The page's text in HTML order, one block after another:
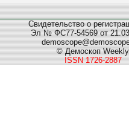
Свидетельство о
Эл № ФС77-54569 от
© Демоскоп Weekly
ISSN 1726-2887